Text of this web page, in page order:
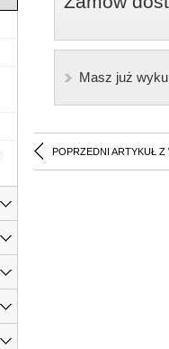
Masz już
POPRZEDNI ARTYKUŁ Z